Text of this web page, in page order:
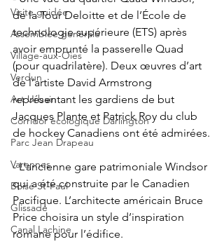
Visite guidée
Assemblée générale
Village-aux-Oies
Verdun
Art Urbain
Corridor écologique Darlington
Parc Jean Drapeau
Varennes
Boisé St-Paul
Glissade
Canal Lachine
de la Tour Deloitte et de l’École de
technologie supérieure (ETS) après
avoir emprunté la passerelle Quad
(pour quadrilatère). Deux œuvres d’art
de l’artiste David Armstrong
représentant les gardiens de but
Jacques Plante et Patrick Roy du club
de hockey Canadiens ont été admirées.
- L’ancienne gare patrimoniale Windsor
qui a été construite par le Canadien
Pacifique. L’architecte américain Bruce
Price choisira un style d’inspiration
romane pour l’édifice.